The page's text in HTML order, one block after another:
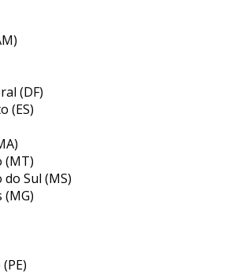
dedica a fornecer
para diversos
apesar da sua recente
comercial conta com mais
experiência no mercado, o
e expertise no
dos clientes.
soluções eficazes e
busca atender as
com produtos que
e desempenho.
(DF)
(ES)
(MT)
Sul (MS)
(MG)